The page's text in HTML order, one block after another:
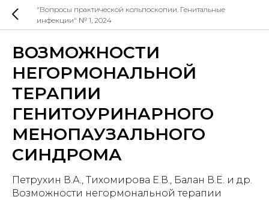
"Вопросы практической кольпоскопии. Генитальные
инфекции" № 1, 2024
ВОЗМОЖНОСТИ
НЕГОРМОНАЛЬНОЙ
ТЕРАПИИ
ГЕНИТОУРИНАРНОГО
МЕНОПАУЗАЛЬНОГО
СИНДРОМА
Петрухин В.А., Тихомирова Е.В., Балан В.Е. и др.
Возможности негормональной терапии